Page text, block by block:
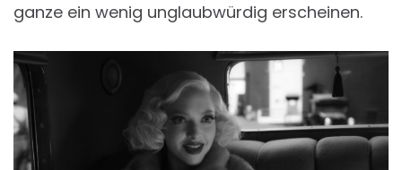
ganze ein wenig unglaubwürdig erscheinen.